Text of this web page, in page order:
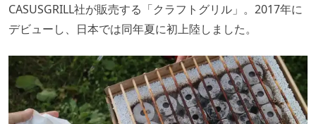
CASUSGRILL社が販売する「クラフトグリル」。2017年に
デビューし、日本では同年夏に初上陸しました。